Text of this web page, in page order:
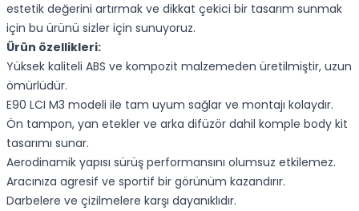
estetik değerini artırmak ve dikkat çekici bir tasarım sunmak
için bu ürünü sizler için sunuyoruz.
Ürün özellikleri:
Yüksek kaliteli ABS ve kompozit malzemeden üretilmiştir, uzun
ömürlüdür.
E90 LCI M3 modeli ile tam uyum sağlar ve montajı kolaydır.
Ön tampon, yan etekler ve arka difüzör dahil komple body kit
tasarımı sunar.
Aerodinamik yapısı sürüş performansını olumsuz etkilemez.
Aracınıza agresif ve sportif bir görünüm kazandırır.
Darbelere ve çizilmelere karşı dayanıklıdır.